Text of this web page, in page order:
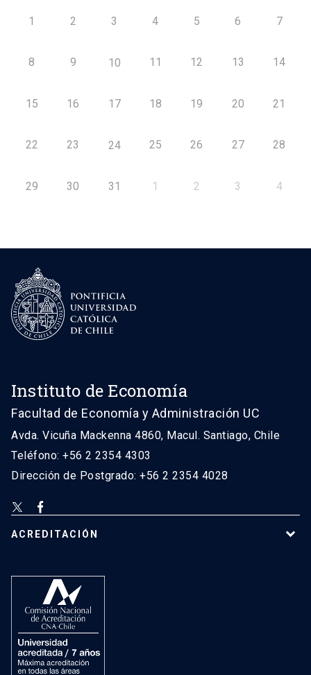
1 2 3 4 5 6 7
8 9 10 11 12 13 14
15 16 17 18 19 20 21
22 23 24 25 26 27 28
29 30 31 1 2 3 4
Instituto de Economía
Facultad de Economía y Administración UC
Avda. Vicuña Mackenna 4860, Macul. Santiago, Chile
Teléfono: +56 2 2354 4303
Dirección de Postgrado: +56 2 2354 4028
ACREDITACIÓN